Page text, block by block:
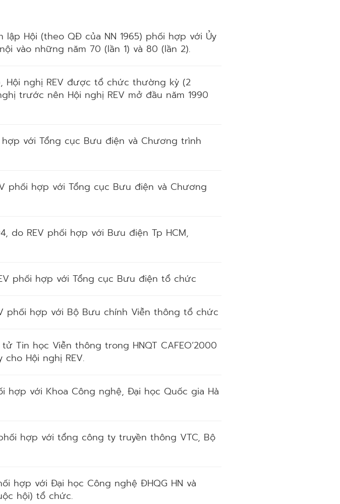
Hội (theo QĐ của NN 1965) phối hợp với Ủy
vào những năm 70 (lần 1) và 80 (lần 2).
Hội nghị REV được tổ chức thường kỳ (2
trước nên Hội nghị REV mở đầu năm 1990
hợp với Tổng cục Bưu điện và Chương trình
phối hợp với Tổng cục Bưu điện và Chương
do REV phối hợp với Bưu điện Tp HCM,
phối hợp với Tổng cục Bưu điện tổ chức
phối hợp với Bộ Bưu chính Viễn thông tổ chức
Tin học Viễn thông trong HNQT CAFEO’2000
Hội nghị REV.
hợp với Khoa Công nghệ, Đại học Quốc gia Hà
hợp với tổng công ty truyền thông VTC, Bộ
hợp với Đại học Công nghệ ĐHQG HN và
hội) tổ chức.